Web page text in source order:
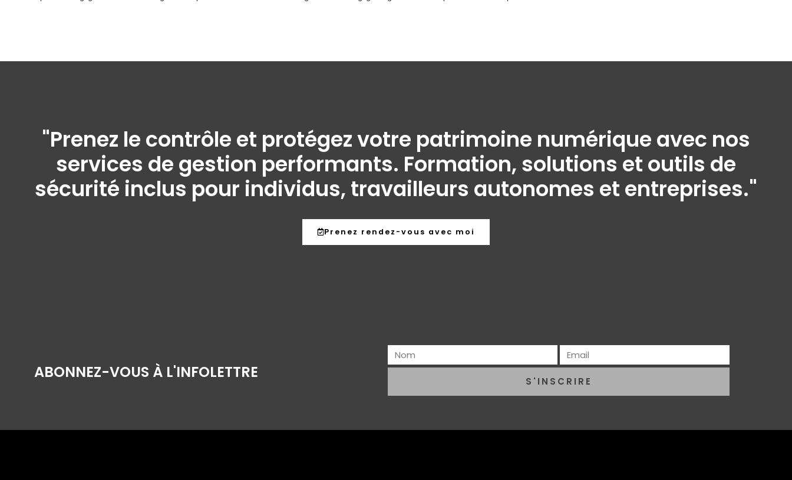
"Prenez le contrôle et protégez votre patrimoine numérique avec nos
services de gestion performants. Formation, solutions et outils de
sécurité inclus pour individus, travailleurs autonomes et entreprises."
Prenez rendez-vous avec moi
ABONNEZ-VOUS À L'INFOLETTRE S'INSCRIRE